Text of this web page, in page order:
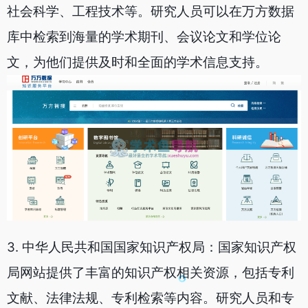
社会科学、工程技术等。研究人员可以在万方数据
库中检索到海量的学术期刊、会议论文和学位论
文，为他们提供及时和全面的学术信息支持。
3. 中华人民共和国国家知识产权局：国家知识产权
局网站提供了丰富的知识产权相关资源，包括专利
文献、法律法规、专利检索等内容。研究人员和专